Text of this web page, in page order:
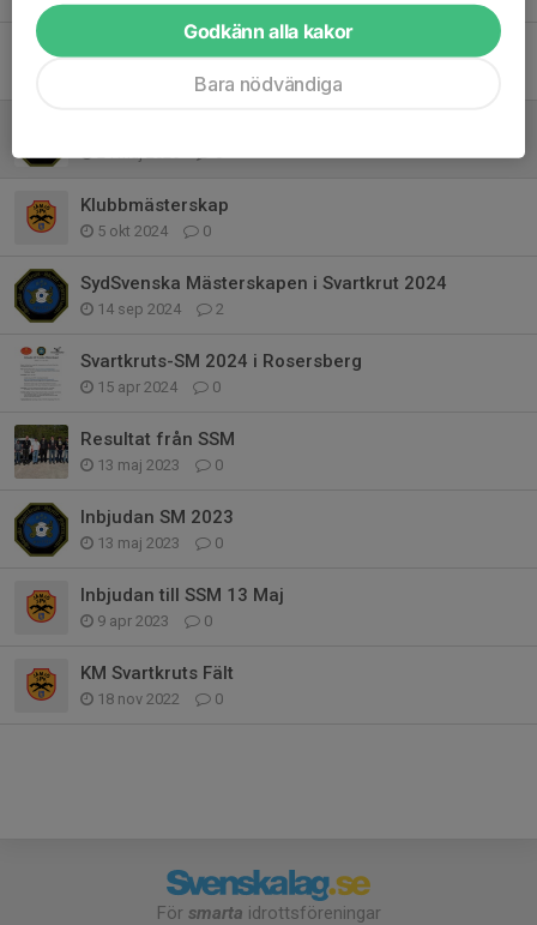
0
Klubbmästerskap
5 okt 2024 0
SydSvenska Mästerskapen i Svartkrut 2024
14 sep 2024 2
Svartkruts-SM 2024 i Rosersberg
15 apr 2024 0
Resultat från SSM
13 maj 2023 0
Inbjudan SM 2023
13 maj 2023 0
Inbjudan till SSM 13 Maj
9 apr 2023 0
KM Svartkruts Fält
18 nov 2022 0
För smarta idrottsföreningar
Godkänn alla kakor
Bara nödvändiga